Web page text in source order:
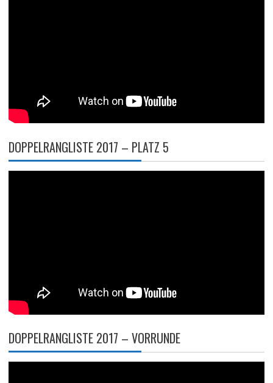
DOPPELRANGLISTE 2017 – PLATZ 5
DOPPELRANGLISTE 2017 – VORRUNDE